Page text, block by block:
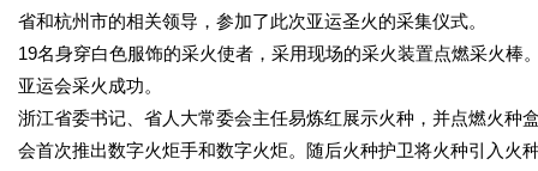
省和杭州市的相关领导，参加了此次亚运圣火的采集仪式。
19名身穿白色服饰的采火使者，采用现场的采火装置点燃采火
亚运会采火成功。
浙江省委书记、省人大常委会主任易炼红展示火种，并点燃火种
会首次推出数字火炬手和数字火炬。随后火种护卫将火种引入火